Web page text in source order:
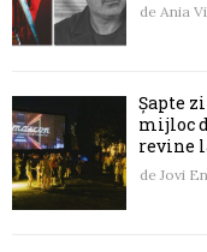
de Ania
Șapte
mijloc
revine
de Jovi